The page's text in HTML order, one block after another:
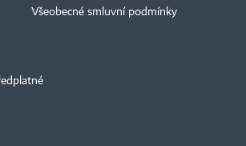
Všeobecné smluvní podmínky